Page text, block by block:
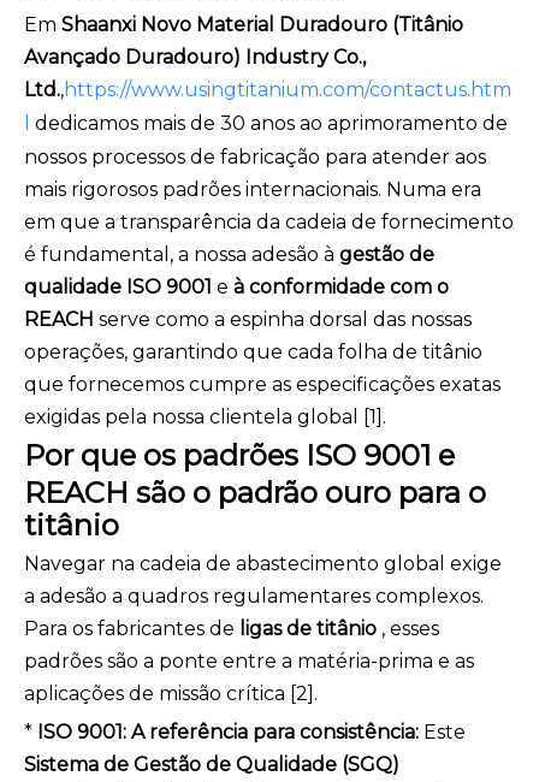
Em Shaanxi Novo Material Duradouro (Titânio
Avançado Duradouro) Industry Co.,
Ltd.,https://www.usingtitanium.com/contactus.htm
dedicamos mais de 30 anos ao aprimoramento de
nossos processos de fabricação para atender aos
mais rigorosos padrões internacionais. Numa era
em que a transparência da cadeia de fornecimento
é fundamental, a nossa adesão à gestão de
qualidade ISO 9001 e à conformidade com o
REACH serve como a espinha dorsal das nossas
operações, garantindo que cada folha de titânio
que fornecemos cumpre as especificações exatas
exigidas pela nossa clientela global [1].
Por que os padrões ISO 9001 e
REACH são o padrão ouro para o
titânio
Navegar na cadeia de abastecimento global exige
a adesão a quadros regulamentares complexos.
Para os fabricantes de ligas de titânio , esses
padrões são a ponte entre a matéria-prima e as
aplicações de missão crítica [2].
* ISO 9001: A referência para consistência: Este
Sistema de Gestão de Qualidade (SGQ)